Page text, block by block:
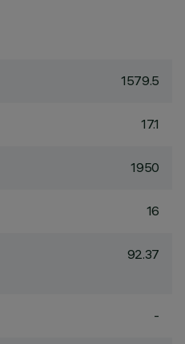
1579.5
17.1
1950
16
92.37
-